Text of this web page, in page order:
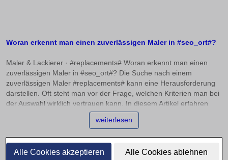
Alle Cookies akzeptieren Alle Cookies ablehnen
Woran erkennt man einen zuverlässigen Maler in #seo_ort#?
Maler & Lackierer · #replacements# Woran erkennt man einen
zuverlässigen Maler in #seo_ort#? Die Suche nach einem
zuverlässigen Maler #replacements# kann eine Herausforderung
darstellen. Oft steht man vor der Frage, welchen Kriterien man bei
der Auswahl wirklich vertrauen kann. In diesem Artikel erfahren
Sie, worauf Sie achten sollten, um sich für den richtigen
Malerbetrieb zu entscheiden, und wie Sie Bewertungen und
Zuverlässigkeit eines Malerbetriebs #replacements# ist die
Innungsmitgliedschaft. Betriebe, die Teil einer Innung sind,
weiterlesen